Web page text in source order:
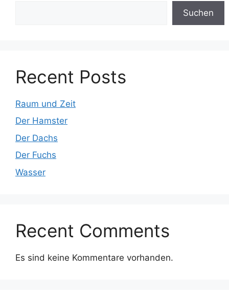
Suchen
Recent Posts
Raum und Zeit
Der Hamster
Der Dachs
Der Fuchs
Wasser
Recent Comments
Es sind keine Kommentare vorhanden.